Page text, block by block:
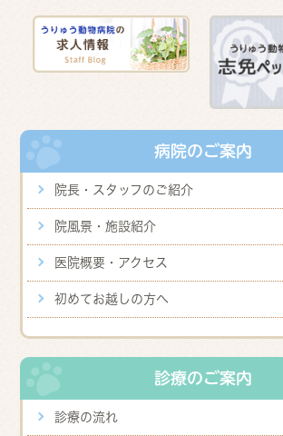
病院のご案内
院長・スタッフのご紹介
院風景・施設紹介
医院概要・アクセス
初めてお越しの方へ
診療のご案内
診療の流れ